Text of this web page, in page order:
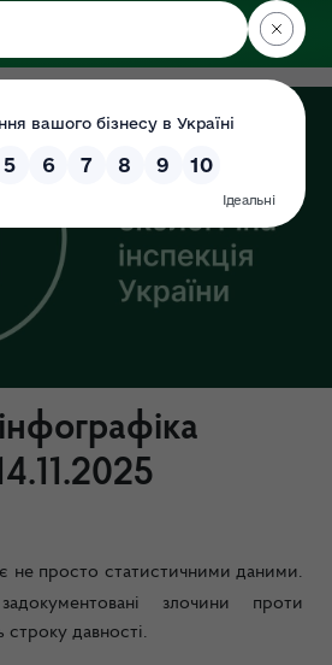
не просто статистичними даними.
злочини проти
строку давності.